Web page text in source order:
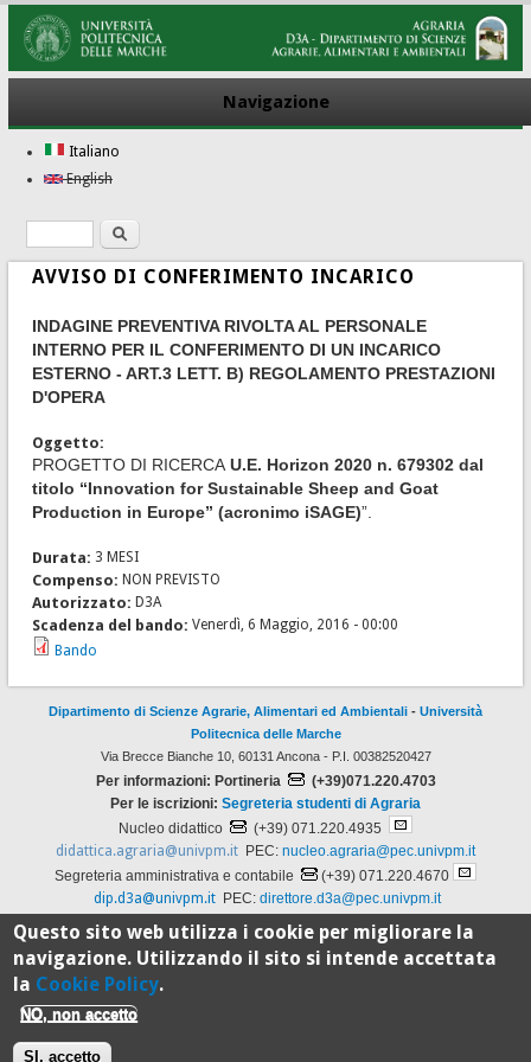
Navigazione
Italiano
English
Form di ricerca
Ricerca
AVVISO DI CONFERIMENTO INCARICO
INDAGINE PREVENTIVA RIVOLTA AL PERSONALE
INTERNO PER IL CONFERIMENTO DI UN INCARICO
ESTERNO - ART.3 LETT. B) REGOLAMENTO PRESTAZIONI
D'OPERA
Oggetto:
PROGETTO DI RICERCAU.E. Horizon 2020 n. 679302 dal
titolo “Innovation for Sustainable Sheep and Goat
Production in Europe” (acronimo iSAGE)”.
Durata: 3 MESI
Compenso: NON PREVISTO
Autorizzato: D3A
Scadenza del bando: Venerdì, 6 Maggio, 2016 - 00:00
Bando
Dipartimento di Scienze Agrarie, Alimentari ed Ambientali - Università
Politecnica delle Marche
Via Brecce Bianche 10, 60131 Ancona - P.I. 00382520427
Per informazioni: Portineria
(+39)071.220.4703
Per le iscrizioni: Segreteria studenti di Agraria
Nucleo didattico
(+39) 071.220.4935
didattica.agraria@univpm.it PEC: nucleo.agraria@pec.univpm.it
Segreteria amministrativa e contabile
(+39) 071.220.4670
dip.d3a@univpm.it PEC: direttore.d3a@pec.univpm.it
100%
Questo sito web utilizza i cookie per migliorare la
navigazione. Utilizzando il sito si intende accettata
la Cookie Policy.
NO, non accetto
SI, accetto